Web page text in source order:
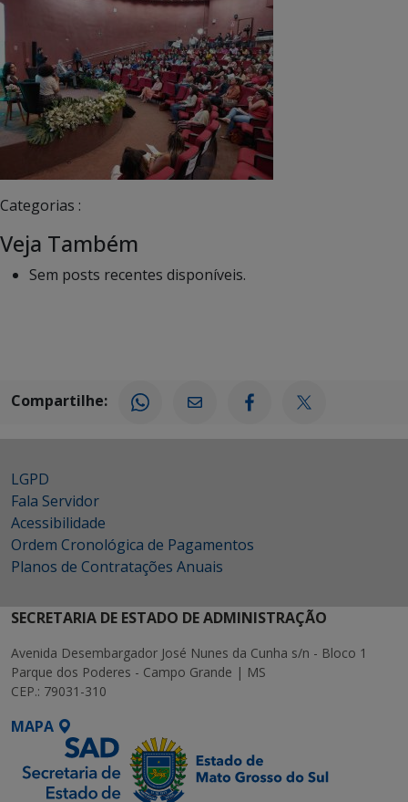
Categorias :
Veja Também
Sem posts recentes disponíveis.
Compartilhe:
LGPD
Fala Servidor
Acessibilidade
Ordem Cronológica de Pagamentos
Planos de Contratações Anuais
SECRETARIA DE ESTADO DE ADMINISTRAÇÃO
Avenida Desembargador José Nunes da Cunha s/n - Bloco 1
Parque dos Poderes - Campo Grande | MS
CEP.: 79031-310
MAPA